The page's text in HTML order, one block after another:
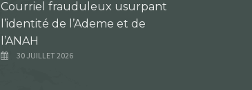
Courriel frauduleux usurpant
l’identité de l’Ademe et de
l’ANAH
30 JUILLET 2026